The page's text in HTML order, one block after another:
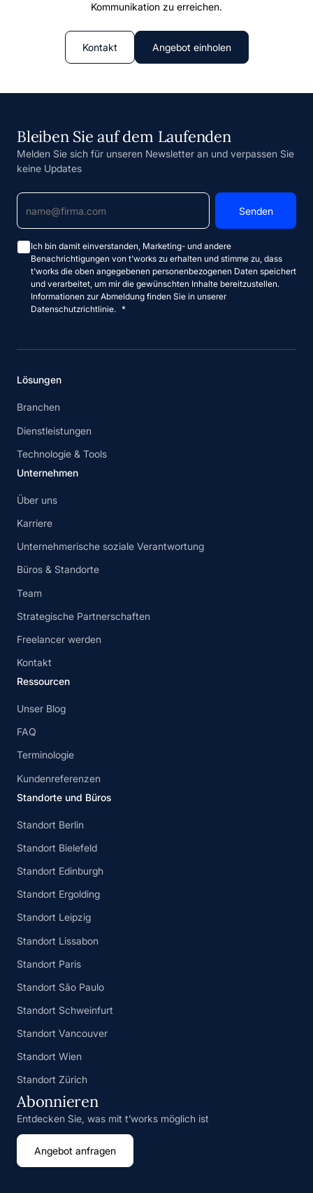
Kommunikation zu erreichen.
Kontakt Angebot einholen
Bleiben Sie auf dem Laufenden
Melden Sie sich für unseren Newsletter an und verpassen Sie
keine Updates
Ich bin damit einverstanden, Marketing- und andere
Benachrichtigungen von t'works zu erhalten und stimme zu, dass
t'works die oben angegebenen personenbezogenen Daten speichert
und verarbeitet, um mir die gewünschten Inhalte bereitzustellen.
Informationen zur Abmeldung finden Sie in unserer
Datenschutzrichtlinie. *
Lösungen
Branchen
Dienstleistungen
Technologie & Tools
Unternehmen
Über uns
Karriere
Unternehmerische soziale Verantwortung
Büros & Standorte
Team
Strategische Partnerschaften
Freelancer werden
Kontakt
Ressourcen
Unser Blog
FAQ
Terminologie
Kundenreferenzen
Standorte und Büros
Standort Berlin
Standort Bielefeld
Standort Edinburgh
Standort Ergolding
Standort Leipzig
Standort Lissabon
Standort Paris
Standort São Paulo
Standort Schweinfurt
Standort Vancouver
Standort Wien
Standort Zürich
Abonnieren
Entdecken Sie, was mit t’works möglich ist
Angebot anfragen